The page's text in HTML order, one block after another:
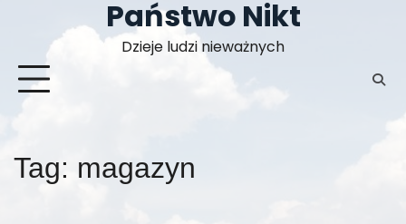
content
Państwo Nikt
Dzieje ludzi nieważnych
Tag: magazyn